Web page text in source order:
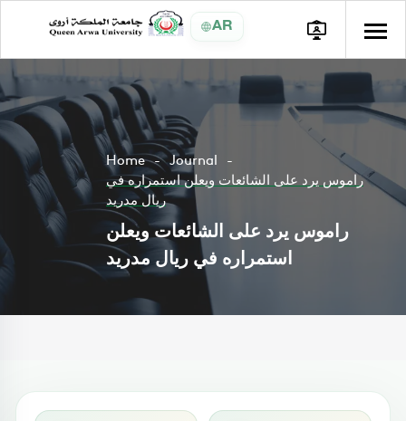
AR
Home
Journal
راموس يرد على الشائعات ويعلن استمراره في
ريال مدريد
راموس يرد على الشائعات ويعلن
استمراره في ريال مدريد